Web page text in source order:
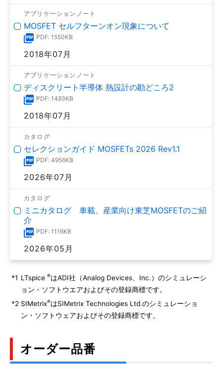
アプリケーションノート
MOSFET セルフターンオン現象について
PDF: 1550KB
2018年07月
アプリケーションノート
ディスクリート半導体 熱設計の勘どころ2
PDF: 1493KB
2018年07月
カタログ
セレクションガイド MOSFETs 2026 Rev1.1
PDF: 4956KB
2026年07月
カタログ
ミニカタログ 車載、産業向け東芝MOSFETのご紹
介
PDF: 1116KB
2026年05月
*1 LTspice ®はADI社（Analog Devices、Inc.）のシミュレーシ
ョン・ソフトウエアおよびその登録商標です。
*2 SIMetrix®はSIMetrix Technologies Ltd.のシミュレーショ
ン・ソフトウェアおよびその登録商標です。
オーダー品番